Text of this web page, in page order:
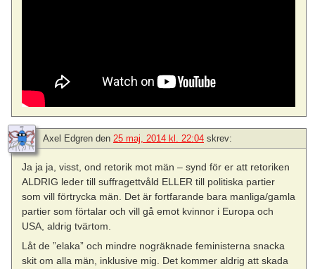
Axel Edgren den 25 maj, 2014 kl. 22:04 skrev:
Ja ja ja, visst, ond retorik mot män – synd för er att retoriken
ALDRIG leder till suffragettvåld ELLER till politiska partier
som vill förtrycka män. Det är fortfarande bara manliga/gamla
partier som förtalar och vill gå emot kvinnor i Europa och
USA, aldrig tvärtom.
Låt de ”elaka” och mindre nogräknade feministerna snacka
skit om alla män, inklusive mig. Det kommer aldrig att skada